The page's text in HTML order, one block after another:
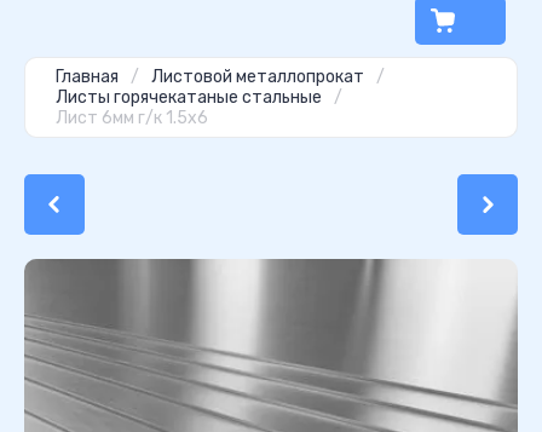
Главная / Листовой металлопрокат
/
Листы горячекатаные стальные
/
Лист 6мм г/к 1.5х6